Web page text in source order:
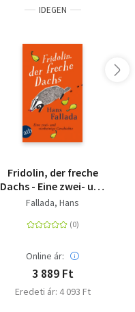
IDEGEN
Fridolin, der freche
Dachs - Eine zwei- und
vierbeinige Geschichte
Fallada, Hans
Online ár:
3 889 Ft
Eredeti ár: 4 093 Ft